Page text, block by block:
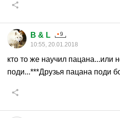
B & L
10:55, 20.01.2018
кто то же научил пацана...или
поди...***Друзья пацана поди